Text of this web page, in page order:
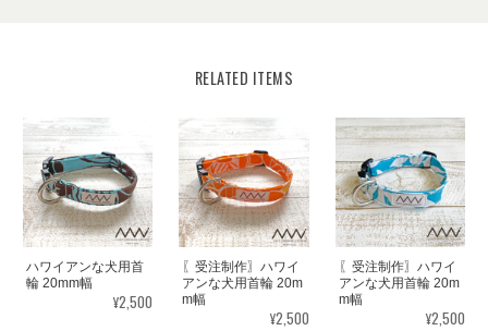
RELATED ITEMS
ハワイアンな犬用首
輪 20mm幅
¥2,500
〖受注制作〗ハワイ
アンな犬用首輪 20m
m幅
¥2,500
〖受注制作〗ハワイ
アンな犬用首輪 20m
m幅
¥2,500